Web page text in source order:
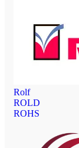
Rolf
ROLD
ROHS